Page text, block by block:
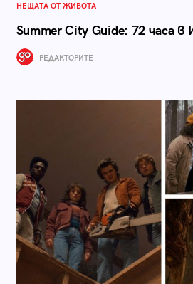
НЕЩАТА ОТ ЖИВОТА
Summer City Guide: 72 часа в
РЕДАКТОРИТЕ